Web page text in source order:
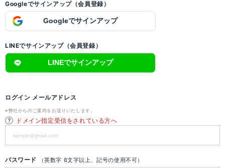
Googleでサインアップ（会員登録）
Googleでサインアップ
LINEでサインアップ（会員登録）
LINEでサインアップ
ログイン メールアドレス
※弊社からのご案内をお送りいたします。
ドメイン指定受信をされている方へ
パスワード （英数字 8文字以上、記号の使用不可）